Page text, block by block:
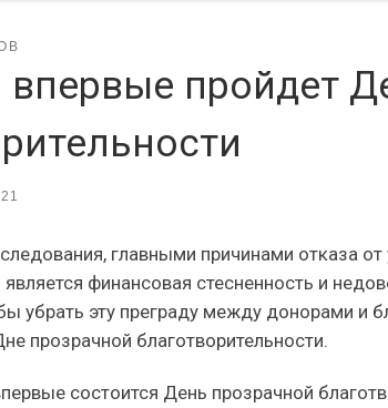
впервые пройдет
главными причинами отказа от
финансовая стесненность и
убрать эту преграду между донорами и
прозрачной благотворительности.
состоится День прозрачной